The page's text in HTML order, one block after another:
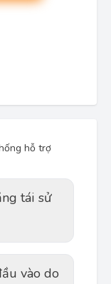
hỗ trợ
tái sử
vào do